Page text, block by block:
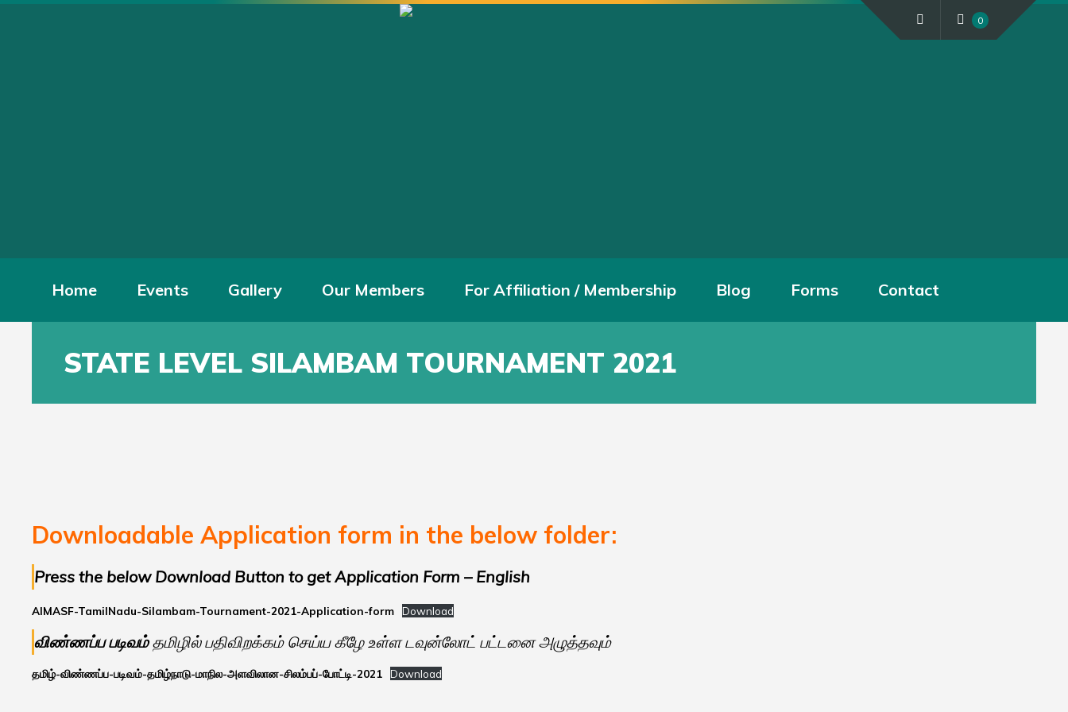
0
Home Events Gallery Our Members For Affiliation / Membership Blog Forms Contact
STATE LEVEL SILAMBAM TOURNAMENT 2021
Downloadable Application form in the below folder:
Press the below Download Button to get Application Form – English
AIMASF-TamilNadu-Silambam-Tournament-2021-Application-form Download
விண்ணப்ப படிவம்தமிழில் பதிவிறக்கம் செய்ய கீழே உள்ள டவுன்லோட் பட்டனை அழுத்தவும்
தமிழ்-விண்ணப்ப-படிவம்-தமிழ்நாடு-மாநில-அளவிலான-சிலம்பப்-போட்டி-2021 Download